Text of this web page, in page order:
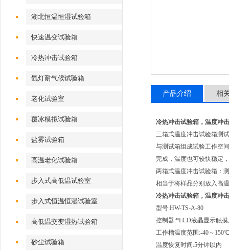
湖北恒温恒湿试验箱
快速温变试验箱
冷热冲击试验箱
氙灯耐气候试验箱
老化试验室
覆冰模拟试验箱
盐雾试验箱
高温老化试验箱
步入式高低温试验室
步入式恒温恒湿试验室
高低温交变湿热试验箱
砂尘试验箱
产品介绍 相
冷热冲击试验箱，温度冲
三箱式温度冲击试验箱测
与测试箱组成试验工作空
完成，温度也可较快稳定
两箱式温度冲击试验箱：
相当于将样品分别放入高
冷热冲击试验箱，温度冲
型号:HW-TS-A-80
控制器:*LCD液晶显示触
工作槽温度范围:-40～
温度恢复时间:5分钟以内